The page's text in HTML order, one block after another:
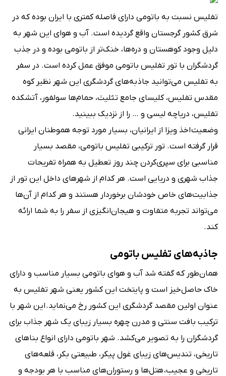
تفلیس نسبت به باتومی دارای فاصله کمتری با ایران بوده که در
شرق کشور گرجستان واقع گردیده است. آب و هوای این شهر به
دلیل وجود کوهستان و دره‌ها، خنک‌تر از باتومی بوده و در جذب
گردشگران با تور تفلیس باتومی موفق عمل کرده است. در سفر
به تفلیس می‌توانید جاذبه‌های گردشگری این شهر نظیر کوه
مقدس تفلیس، کلیسای جامع تثلیث، حمام‌ها سولفور، آتشکده
تفلیس، دریاچه لیسی و … را از نزدیک ببینید.
وضعیت اخذ ویزا از ایرانیان، بسیار مورد توجه هموطنان ایرانی
قرار گرفته است. تور ترکیبی تفلیس باتومی، مقصد بسیار
مناسبی برای سپری‌کردن چند روز تعطیل به همراه تفریحات
جذاب شهری و دریایی است. هر کدام از شهرهای داخل این تور از
جذابیت‌های خاص خودشان برخوردار هستند و هر کدام از آن‌ها
می‌تواند تجربه متفاوت ‌و هیجان‌انگیزی از سفر را به شما ارائه
کند.
جاذبه‌های تفلیس باتومی
همان‌طور که گفته شد آب و هوای باتومی بسیار مناسب و دارای
خاک حاصل‌خیز است و پایتخت این کشور یعنی شهر تفلیس به
عنوان اولین مقصد گردشگری این کشور رخ می‌نماید. این شهر با
ترکیب بافت سنتی و مدرن چهره بسیار زیبای یک شهر جذاب برای
گردشگران را به تصویر می‌کشد. شهر باتومی دارای انواع بناهای
تاریخی، تندیس‌‌های زیبای غول پیکر، طبیعتی بکر، قلعه‌‌های
تاریخی و عجیب، هتل‌ها و رستوران‌های مناسب با هر بودجه و